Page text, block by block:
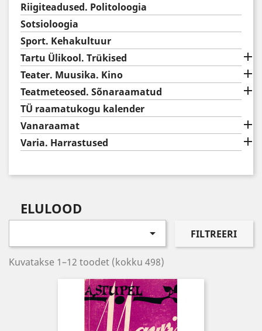
Riigiteadused. Politoloogia
Sotsioloogia
Sport. Kehakultuur
Tartu Ülikool. Trükised

Teater. Muusika. Kino 
Teatmeteosed. Sõnaraamatud 
TÜ raamatukogu kalender
Vanaraamat

Varia. Harrastused 
ELULOOD
 FILTREERI
Kuvatakse 1–12 toodet (kokku 498)